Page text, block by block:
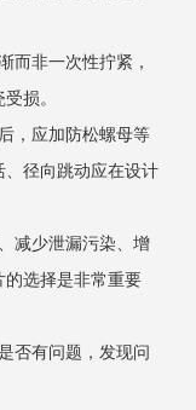
非一次性拧紧，
损。
，应加防松螺母等
、径向跳动应在设计
减少泄漏污染、增
的选择是非常重要
否有问题，发现问